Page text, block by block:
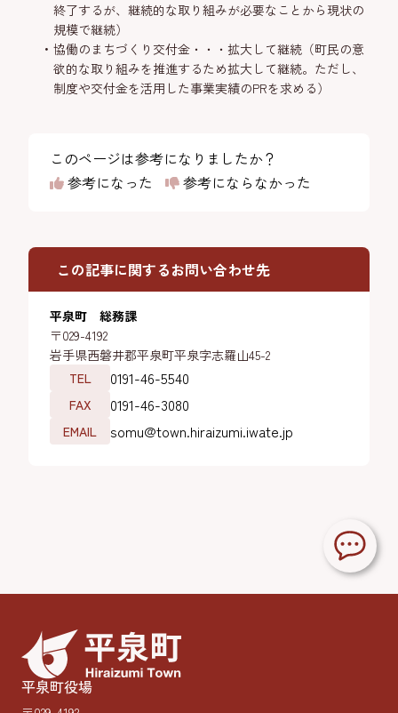
終了するが、継続的な取り組みが必要なことから現状の
規模で継続）
協働のまちづくり交付金・・・拡大して継続（町民の意
欲的な取り組みを推進するため拡大して継続。ただし、
制度や交付金を活用した事業実績のPRを求める）
このページは参考になりましたか？
参考になった
参考にならなかった
この記事に関するお問い合わせ先
平泉町 総務課
〒029-4192
岩手県西磐井郡平泉町平泉字志羅山45-2
TEL
0191-46-5540
FAX 0191-46-3080
EMAIL somu@town.hiraizumi.iwate.jp
平泉町役場